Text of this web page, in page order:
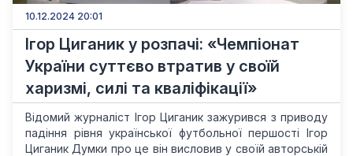
10.12.2024 20:01
Ігор Циганик у розпачі: «Чемпіонат
України суттєво втратив у своїй
харизмі, силі та кваліфікації»
Відомий журналіст Ігор Циганик зажурився з приводу
падіння рівня української футбольної першості Ігор
Циганик Думки про це він висловив у своїй авторській